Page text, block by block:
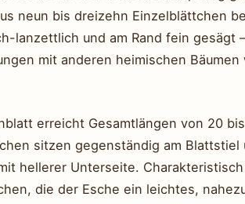
neun bis dreizehn Einzelblättchen
lanzettlich und am Rand fein gesägt
mit anderen heimischen
erreicht Gesamtlängen von 20
sitzen gegenständig am
hellerer Unterseite.
die der Esche ein leichtes,